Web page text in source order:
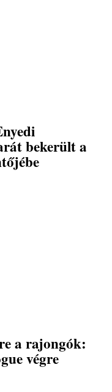
bekerült a
a rajongók:
végre